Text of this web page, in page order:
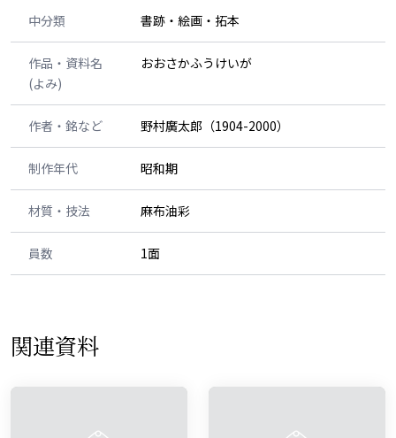
中分類 書跡・絵画・拓本
作品・資料名
(よみ)
おおさかふうけいが
作者・銘など 野村廣太郎（1904-2000）
制作年代 昭和期
材質・技法 麻布油彩
員数 1面
関連資料